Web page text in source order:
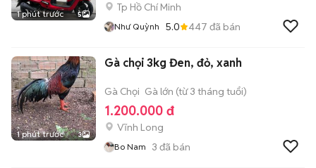
1 phút trước 5
Tp Hồ Chí Minh
Như Quỳnh 5.0 447 đã bán
1 phút trước 3
Gà chọi 3kg Đen, đỏ, xanh
Gà Chọi Gà lớn (từ 3 tháng tuổi)
1.200.000 đ
Vĩnh Long
Bo Nam 3 đã bán